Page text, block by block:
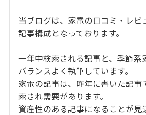
当ブログは、家電の口コミ・レビ
記事構成となっております。
一年中検索される記事と、季節系
バランスよく執筆しています。
家電の記事は、昨年に書いた記事
索され需要があります。
資産性のある記事になることが見